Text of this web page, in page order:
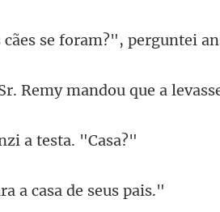
oram?", pergu
ndou que a lev
a testa
asa de se